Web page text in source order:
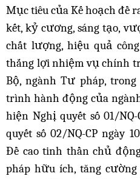
Mục tiêu của Kế hoạch đề
kết, kỷ cương, sáng tạo,
chất lượng, hiệu quả
thắng lợi nhiệm vụ chính
Bộ, ngành Tư pháp,
trình hành động của
hiện Nghị quyết số 01/
quyết số 02/NQ-CP ngày
Đề cao tinh thần chủ
pháp hữu ích, tăng